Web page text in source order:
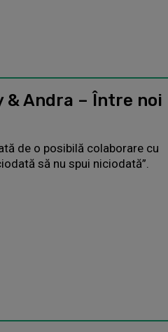
& Andra – Între noi
de o posibilă colaborare cu
să nu spui niciodată”.